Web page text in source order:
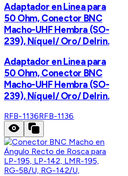
Adaptador en Linea para
50 Ohm, Conector BNC
Macho-UHF Hembra (SO-
239), Níquel/ Oro/ Delrin.
Adaptador en Linea para
50 Ohm, Conector BNC
Macho-UHF Hembra (SO-
239), Níquel/ Oro/ Delrin.
RFB-1136RFB-1136